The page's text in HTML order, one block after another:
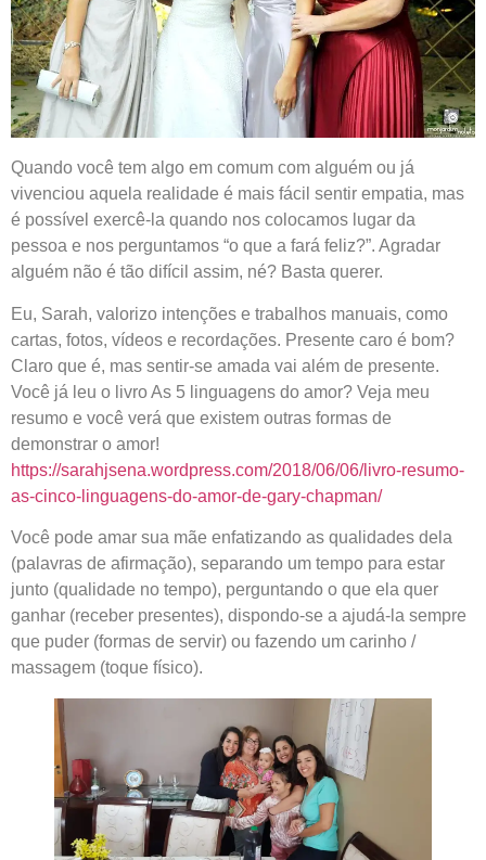
Quando você tem algo em comum com alguém ou já
vivenciou aquela realidade é mais fácil sentir empatia, mas
é possível exercê-la quando nos colocamos lugar da
pessoa e nos perguntamos “o que a fará feliz?”. Agradar
alguém não é tão difícil assim, né? Basta querer.
Eu, Sarah, valorizo intenções e trabalhos manuais, como
cartas, fotos, vídeos e recordações. Presente caro é bom?
Claro que é, mas sentir-se amada vai além de presente.
Você já leu o livro As 5 linguagens do amor? Veja meu
resumo e você verá que existem outras formas de
demonstrar o amor!
https://sarahjsena.wordpress.com/2018/06/06/livro-resumo-
as-cinco-linguagens-do-amor-de-gary-chapman/
Você pode amar sua mãe enfatizando as qualidades dela
(palavras de afirmação), separando um tempo para estar
junto (qualidade no tempo), perguntando o que ela quer
ganhar (receber presentes), dispondo-se a ajudá-la sempre
que puder (formas de servir) ou fazendo um carinho /
massagem (toque físico).